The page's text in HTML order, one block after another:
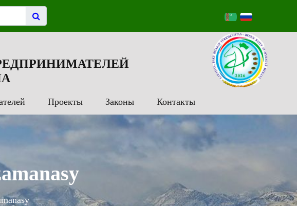
Проекты Законы Контакты